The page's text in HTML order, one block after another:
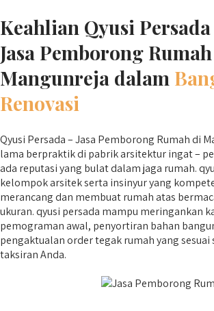
Keahlian Qyusi
Jasa Pemborong
Mangunreja dalam
Renovasi
Qyusi Persada – Jasa Pemborong Rumah di
lama berpraktik di pabrik arsitektur ingat –
ada reputasi yang bulat dalam jaga rumah.
kelompok arsitek serta insinyur yang
merancang dan membuat rumah atas
ukuran. qyusi persada mampu meringankan
pemograman awal, penyortiran bahan
pengaktualan order tegak rumah yang sesuai
taksiran Anda.